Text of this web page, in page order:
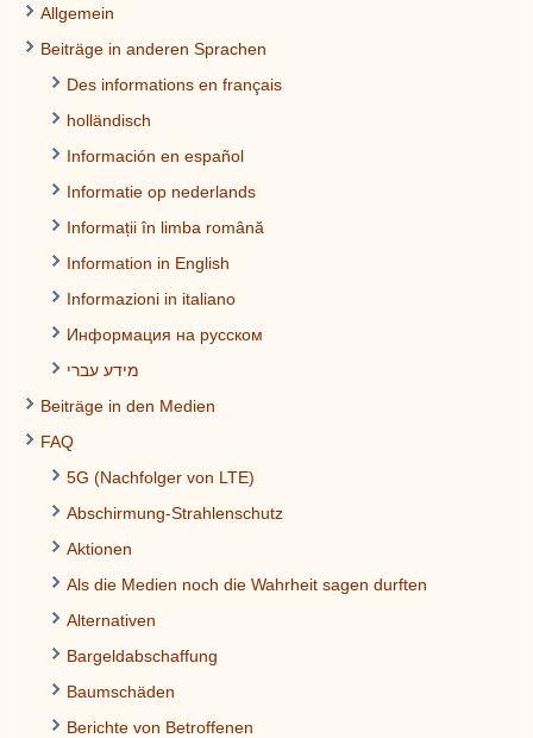
Allgemein
Beiträge in anderen Sprachen
Des informations en français
holländisch
Información en español
Informatie op nederlands
Informații în limba română
Information in English
Informazioni in italiano
Информация на русском
מידע עברי
Beiträge in den Medien
FAQ
5G (Nachfolger von LTE)
Abschirmung-Strahlenschutz
Aktionen
Als die Medien noch die Wahrheit sagen durften
Alternativen
Bargeldabschaffung
Baumschäden
Berichte von Betroffenen